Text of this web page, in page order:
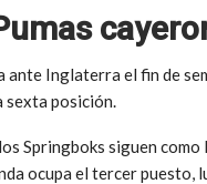
ante Inglaterra el fin de
sexta posición.
Springboks siguen
ocupa el tercer